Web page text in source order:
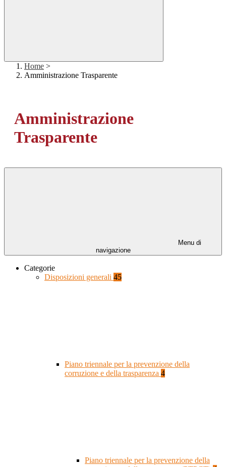
Home >
Amministrazione Trasparente
Amministrazione
Trasparente
Menu di
navigazione
Categorie
Disposizioni generali 45
Piano triennale per la prevenzione della
corruzione e della trasparenza 4
Piano triennale per la prevenzione della